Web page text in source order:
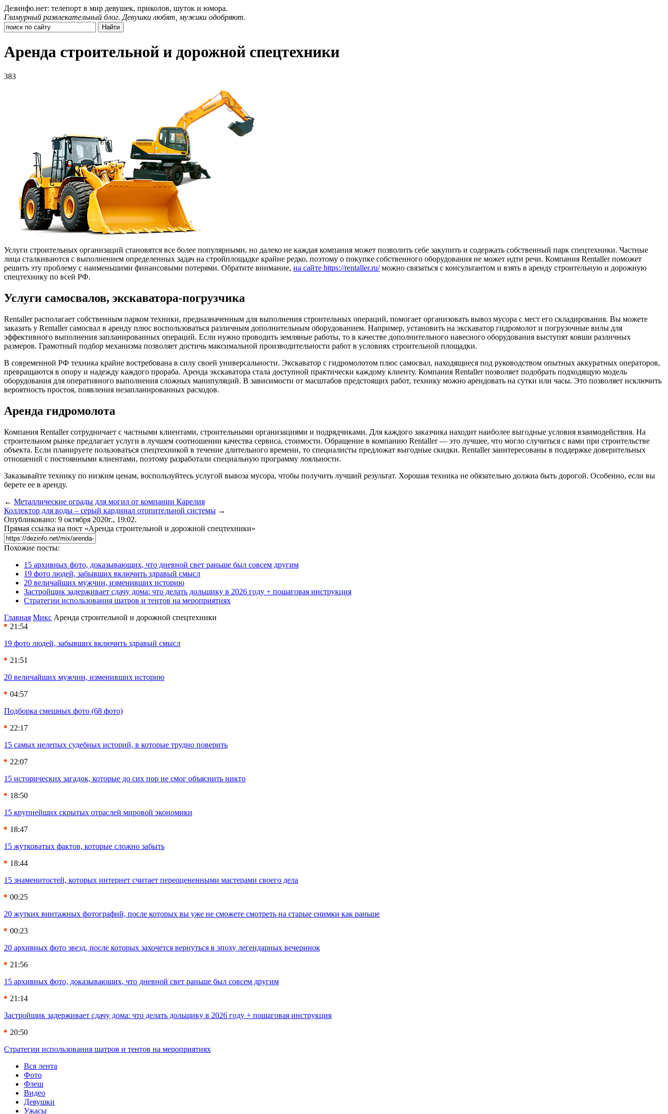
Дезинфо.нет: телепорт в мир девушек, приколов, шуток и юмора.
Гламурный развлекательный блог. Девушки любят, мужики одобряют.
Аренда строительной и дорожной спецтехники
383
Услуги строительных организаций становятся все более популярными, но далеко не каждая компания может позволить себе закупить и содержать собственный парк спецтехники. Частные
лица сталкиваются с выполнением определенных задач на стройплощадке крайне редко, поэтому о покупке собственного оборудования не может идти речи. Компания Rentaller поможет
решить эту проблему с наименьшими финансовыми потерями. Обратите внимание, на сайте https://rentaller.ru/можно связаться с консультантом и взять в аренду строительную и дорожную
спецтехнику по всей РФ.
Услуги самосвалов, экскаватора-погрузчика
Rentaller располагает собственным парком техники, предназначенным для выполнения строительных операций, помогает организовать вывоз мусора с мест его складирования. Вы можете
заказать у Rentaller самосвал в аренду плюс воспользоваться различным дополнительным оборудованием. Например, установить на экскаватор гидромолот и погрузочные вилы для
эффективного выполнения запланированных операций. Если нужно проводить земляные работы, то в качестве дополнительного навесного оборудования выступят ковши различных
размеров. Грамотный подбор механизма позволяет достичь максимальной производительности работ в условиях строительной площадки.
В современной РФ техника крайне востребована в силу своей универсальности. Экскаватор с гидромолотом плюс самосвал, находящиеся под руководством опытных аккуратных операторов,
превращаются в опору и надежду каждого прораба. Аренда экскаватора стала доступной практически каждому клиенту. Компания Rentaller позволяет подобрать подходящую модель
оборудования для оперативного выполнения сложных манипуляций. В зависимости от масштабов предстоящих работ, технику можно арендовать на сутки или часы. Это позволяет исключить
вероятность простоя, появления незапланированных расходов.
Аренда гидромолота
Компания Rentaller сотрудничает с частными клиентами, строительными организациями и подрядчиками. Для каждого заказчика находит наиболее выгодные условия взаимодействия. На
строительном рынке предлагает услуги в лучшем соотношении качества сервиса, стоимости. Обращение в компанию Rentaller — это лучшее, что могло случиться с вами при строительстве
объекта. Если планируете пользоваться спецтехникой в течение длительного времени, то специалисты предложат выгодные скидки. Rentaller заинтересованы в поддержке доверительных
отношений с постоянными клиентами, поэтому разработали специальную программу лояльности.
Заказывайте технику по низким ценам, воспользуйтесь услугой вывоза мусора, чтобы получить лучший результат. Хорошая техника не обязательно должна быть дорогой. Особенно, если вы
берете ее в аренду.
← Металлические ограды для могил от компании Карелия
Коллектор для воды – серый кардинал отопительной системы →
Опубликовано: 9 октября 2020г., 19:02.
Прямая ссылка на пост «Аренда строительной и дорожной спецтехники»
Похожие посты:
15 архивных фото, доказывающих, что дневной свет раньше был совсем другим
19 фото людей, забывших включить здравый смысл
20 величайших мужчин, изменивших историю
Застройщик задерживает сдачу дома: что делать дольщику в 2026 году + пошаговая инструкция
Стратегии использования шатров и тентов на мероприятиях
Главная Микс Аренда строительной и дорожной спецтехники
21:54
19 фото людей, забывших включить здравый смысл
21:51
20 величайших мужчин, изменивших историю
04:57
Подборка смешных фото (68 фото)
22:17
15 самых нелепых судебных историй, в которые трудно поверить
22:07
15 исторических загадок, которые до сих пор не смог объяснить никто
18:50
15 крупнейших скрытых отраслей мировой экономики
18:47
15 жутковатых фактов, которые сложно забыть
18:44
15 знаменитостей, которых интернет считает переоцененными мастерами своего дела
00:25
20 жутких винтажных фотографий, после которых вы уже не сможете смотреть на старые снимки как раньше
00:23
20 архивных фото звезд, после которых захочется вернуться в эпоху легендарных вечеринок
21:56
15 архивных фото, доказывающих, что дневной свет раньше был совсем другим
21:14
Застройщик задерживает сдачу дома: что делать дольщику в 2026 году + пошаговая инструкция
20:50
Стратегии использования шатров и тентов на мероприятиях
Вся лента
Фото
Флеш
Видео
Девушки
Ужасы